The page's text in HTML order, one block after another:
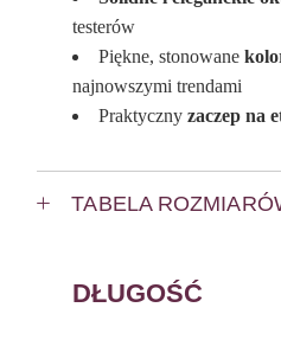
testerów
Piękne, stonowane
najnowszymi trendami
Praktycznyzaczep na
TABELA
DŁUGOŚĆ